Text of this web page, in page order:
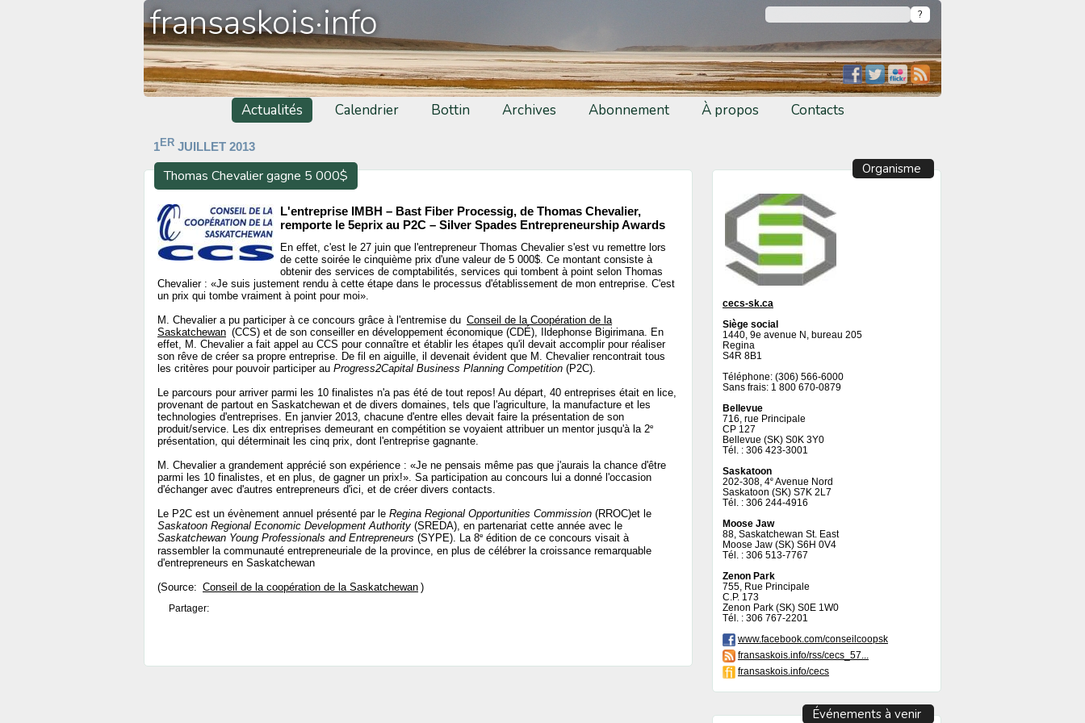
fransaskois·info
Actualités Calendrier Bottin Archives Abonnement À propos Contacts
1ER JUILLET 2013
Thomas Chevalier gagne 5 000$
L'entreprise IMBH – Bast Fiber Processig, de Thomas Chevalier,
remporte le 5eprix au P2C – Silver Spades Entrepreneurship Awards
En effet, c'est le 27 juin que l'entrepreneur Thomas Chevalier s'est vu remettre lors
de cette soirée le cinquième prix d'une valeur de 5 000$. Ce montant consiste à
obtenir des services de comptabilités, services qui tombent à point selon Thomas
Chevalier : «Je suis justement rendu à cette étape dans le processus d'établissement de mon entreprise. C'est
un prix qui tombe vraiment à point pour moi».
M. Chevalier a pu participer à ce concours grâce à l'entremise du Conseil de la Coopération de la
Saskatchewan (CCS) et de son conseiller en développement économique (CDÉ), Ildephonse Bigirimana. En
effet, M. Chevalier a fait appel au CCS pour connaître et établir les étapes qu'il devait accomplir pour réaliser
son rêve de créer sa propre entreprise. De fil en aiguille, il devenait évident que M. Chevalier rencontrait tous
les critères pour pouvoir participer au Progress2Capital Business Planning Competition (P2C).
Le parcours pour arriver parmi les 10 finalistes n'a pas été de tout repos! Au départ, 40 entreprises était en lice,
provenant de partout en Saskatchewan et de divers domaines, tels que l'agriculture, la manufacture et les
technologies d'entreprises. En janvier 2013, chacune d'entre elles devait faire la présentation de son
produit/service. Les dix entreprises demeurant en compétition se voyaient attribuer un mentor jusqu'à la 2e
présentation, qui déterminait les cinq prix, dont l'entreprise gagnante.
M. Chevalier a grandement apprécié son expérience : «Je ne pensais même pas que j'aurais la chance d'être
parmi les 10 finalistes, et en plus, de gagner un prix!». Sa participation au concours lui a donné l'occasion
d'échanger avec d'autres entrepreneurs d'ici, et de créer divers contacts.
Le P2C est un évènement annuel présenté par le Regina Regional Opportunities Commission (RROC)et le
Saskatoon Regional Economic Development Authority (SREDA), en partenariat cette année avec le
Saskatchewan Young Professionals and Entrepreneurs (SYPE). La 8e édition de ce concours visait à
rassembler la communauté entrepreneuriale de la province, en plus de célébrer la croissance remarquable
d'entrepreneurs en Saskatchewan
(Source: Conseil de la coopération de la Saskatchewan )
Partager:
Organisme
cecs-sk.ca
Siège social
1440, 9e avenue N, bureau 205
Regina
S4R 8B1
Téléphone: (306) 566-6000
Sans frais: 1 800 670-0879
Bellevue
716, rue Principale
CP 127
Bellevue (SK) S0K 3Y0
Tél. : 306 423-3001
Saskatoon
202-308, 4e Avenue Nord
Saskatoon (SK) S7K 2L7
Tél. : 306 244-4916
Moose Jaw
88, Saskatchewan St. East
Moose Jaw (SK) S6H 0V4
Tél. : 306 513-7767
Zenon Park
755, Rue Principale
C.P. 173
Zenon Park (SK) S0E 1W0
Tél. : 306 767-2201
www.facebook.com/conseilcoopsk
fransaskois.info/rss/cecs_57...
fransaskois.info/cecs
Événements à venir